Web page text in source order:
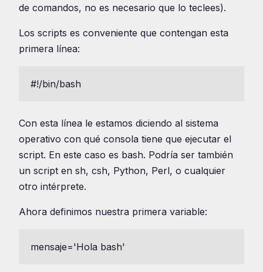
de comandos, no es necesario que lo teclees).
Los scripts es conveniente que contengan esta
primera línea:
#!/bin/bash
Con esta línea le estamos diciendo al sistema
operativo con qué consola tiene que ejecutar el
script. En este caso es bash. Podría ser también
un script en sh, csh, Python, Perl, o cualquier
otro intérprete.
Ahora definimos nuestra primera variable:
mensaje='Hola bash'